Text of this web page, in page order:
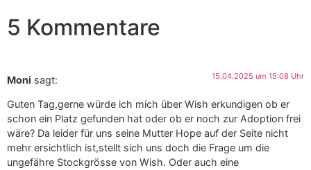
5 Kommentare
Moni sagt: 15.04.2025 um 15:08 Uhr
Guten Tag,gerne würde ich mich über Wish erkundigen ob er
schon ein Platz gefunden hat oder ob er noch zur Adoption frei
wäre? Da leider für uns seine Mutter Hope auf der Seite nicht
mehr ersichtlich ist,stellt sich uns doch die Frage um die
ungefähre Stockgrösse von Wish. Oder auch eine